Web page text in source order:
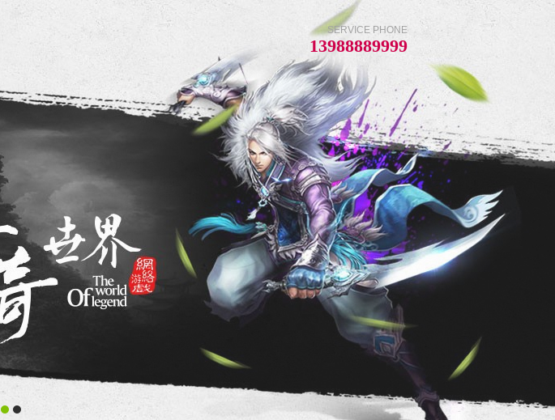
SERVICE PHONE
13988889999